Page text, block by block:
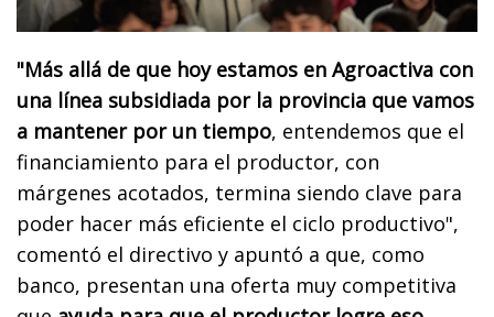
"Más allá de que hoy estamos en Agroactiva con
una línea subsidiada por la provincia que vamos
a mantener por un tiempo, entendemos que el
financiamiento para el productor, con
márgenes acotados, termina siendo clave para
poder hacer más eficiente el ciclo productivo",
comentó el directivo y apuntó a que, como
banco, presentan una oferta muy competitiva